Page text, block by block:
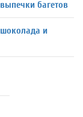
багетов
и